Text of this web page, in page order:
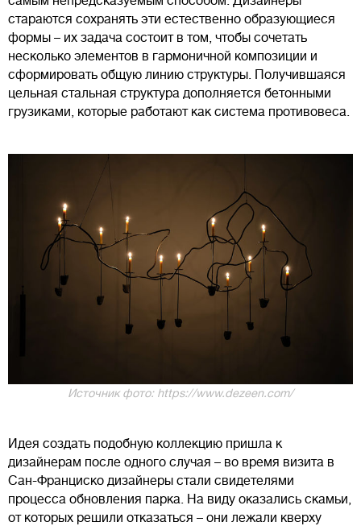
стараются сохранять эти естественно образующиеся
формы – их задача состоит в том, чтобы сочетать
несколько элементов в гармоничной композиции и
сформировать общую линию структуры. Получившаяся
цельная стальная структура дополняется бетонными
грузиками, которые работают как система противовеса.
Источник фото: https://www.dezeen.com/
Идея создать подобную коллекцию пришла к
дизайнерам после одного случая – во время визита в
Сан-Франциско дизайнеры стали свидетелями
процесса обновления парка. На виду оказались скамьи,
от которых решили отказаться – они лежали кверху